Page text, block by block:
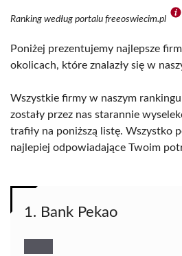
Ranking według portalu freeoswiecim.pl
Poniżej prezentujemy najlepsze
okolicach, które znalazły się w
Wszystkie firmy w naszym
zostały przez nas starannie
trafiły na poniższą listę. Wszystko
najlepiej odpowiadające Twoim
1. Bank Pekao